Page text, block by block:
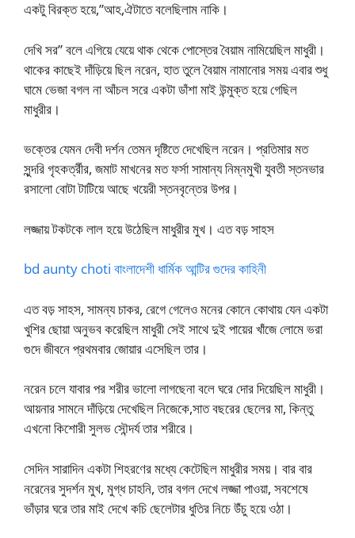
একটু বিরক্ত হয়ে,”আহ,ঐটাতে বলেছিলাম নাকি।
দেখি সর” বলে এগিয়ে যেয়ে থাক থেকে পোস্তের বৈয়াম নামিয়েছিল মাধুরী।
থাকের কাছেই দাঁড়িয়ে ছিল নরেন, হাত তুলে বৈয়াম নামানোর সময় এবার শুধু
ঘামে ভেজা বগল না আঁচল সরে একটা ডাঁশা মাই উন্মুক্ত হয়ে গেছিল
মাধুরীর।
ভক্তের যেমন দেবী দর্শন তেমন দৃষ্টিতে দেখেছিল নরেন। প্রতিমার মত
সুন্দরি গৃহকর্ত্রীর, জমাট মাখনের মত ফর্সা সামান্য নিম্নমুখী যুবতী স্তনভার
রসালো বোটা টাটিয়ে আছে খয়েরী স্তনবৃন্তের উপর।
লজ্জায় টকটকে লাল হয়ে উঠেছিল মাধুরীর মুখ। এত বড় সাহস
bd aunty choti বাংলাদেশী ধার্মিক আন্টির গুদের কাহিনী
এত বড় সাহস, সামন্য চাকর, রেগে গেলেও মনের কোনে কোথায় যেন একটা
খুশির ছোয়া অনুভব করেছিল মাধুরী সেই সাথে দুই পায়ের খাঁজে লোমে ভরা
গুদে জীবনে প্রথমবার জোয়ার এসেছিল তার।
নরেন চলে যাবার পর শরীর ভালো লাগছেনা বলে ঘরে দোর দিয়েছিল মাধুরী।
আয়নার সামনে দাঁড়িয়ে দেখেছিল নিজেকে,সাত বছরের ছেলের মা, কিন্তু
এখনো কিশোরী সুলভ সৌন্দর্য তার শরীরে।
সেদিন সারাদিন একটা শিহরণের মধ্যে কেটেছিল মাধুরীর সময়। বার বার
নরেনের সুদর্শন মুখ, মুগ্ধ চাহনি, তার বগল দেখে লজ্জা পাওয়া, সবশেষে
ভাঁড়ার ঘরে তার মাই দেখে কচি ছেলেটার ধুতির নিচে উঁচু হয়ে ওঠা।